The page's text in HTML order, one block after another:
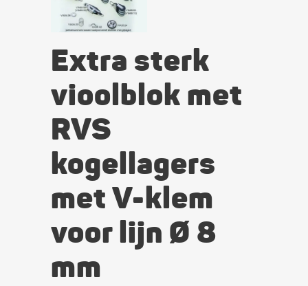
Extra sterk
vioolblok met
RVS
kogellagers
met V-klem
voor lijn Ø 8
mm